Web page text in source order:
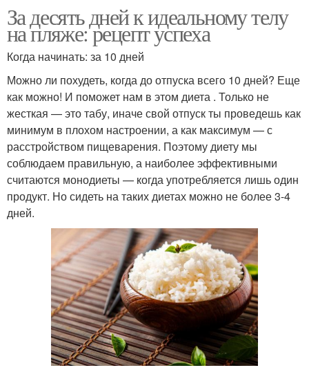
За десять дней к идеальному телу
на пляже: рецепт успеха
Когда начинать: за 10 дней
Можно ли похудеть, когда до отпуска всего 10 дней? Еще
как можно! И поможет нам в этом диета . Только не
жесткая — это табу, иначе свой отпуск ты проведешь как
минимум в плохом настроении, а как максимум — с
расстройством пищеварения. Поэтому диету мы
соблюдаем правильную, а наиболее эффективными
считаются монодиеты — когда употребляется лишь один
продукт. Но сидеть на таких диетах можно не более 3-4
дней.